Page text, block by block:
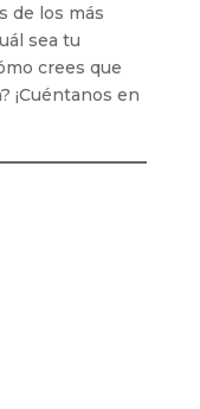
de los más
sea tu
crees que
¡Cuéntanos en